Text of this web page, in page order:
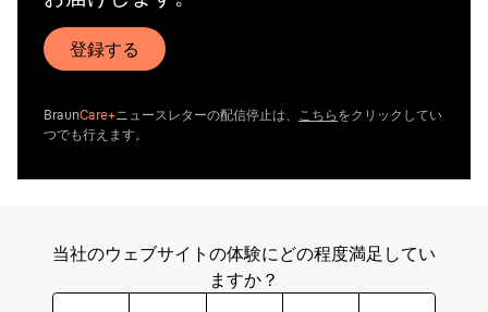
登録する
BraunCare+ニュースレターの配信停止は、 こちら をクリックしてい
つでも行えます。
当社のウェブサイトの体験にどの程度満足してい
ますか？